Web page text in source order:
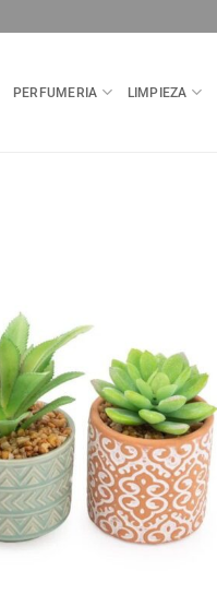
PERFUMERIA LIMPIEZA